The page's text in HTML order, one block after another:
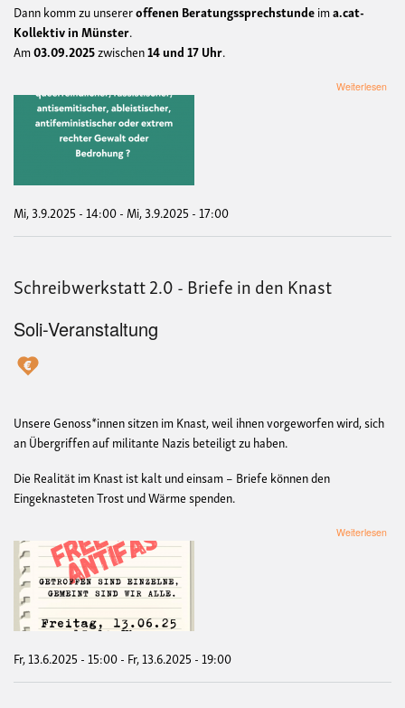
Dann komm zu unsereroffenen Beratungssprechstundeima.cat-
Kollektiv in Münster.
Am03.09.2025zwischen14 und 17 Uhr.
Weiterlesen
Mi, 3.9.2025 - 14:00-Mi, 3.9.2025 - 17:00
Schreibwerkstatt 2.0 - Briefe in den Knast
Soli-Veranstaltung
Unsere Genoss*innen sitzen im Knast, weil ihnen vorgeworfen wird, sich
an Übergriffen auf militante Nazis beteiligt zu haben.
Die Realität im Knast ist kalt und einsam – Briefe können den
Eingeknasteten Trost und Wärme spenden.
Weiterlesen
Fr, 13.6.2025 - 15:00- Fr, 13.6.2025 - 19:00